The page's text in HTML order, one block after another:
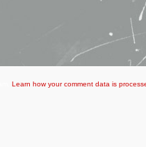
Learn how your comment data is